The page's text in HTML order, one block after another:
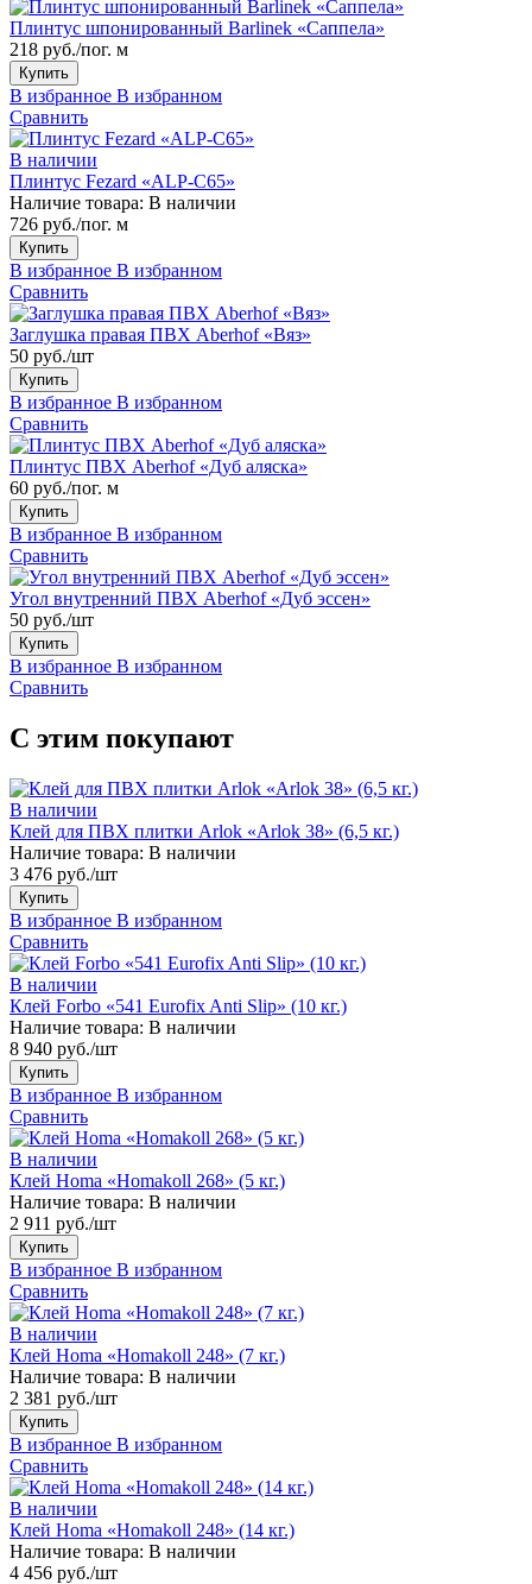
Плинтус шпонированный Barlinek «Саппела»
218 руб./пог. м
Купить
В избранное В избранном
Сравнить
В наличии
Плинтус Fezard «ALP-С65»
Наличие товара: В наличии
726 руб./пог. м
Купить
В избранное В избранном
Сравнить
Заглушка правая ПВХ Aberhof «Вяз»
50 руб./шт
Купить
В избранное В избранном
Сравнить
Плинтус ПВХ Aberhof «Дуб аляска»
60 руб./пог. м
Купить
В избранное В избранном
Сравнить
Угол внутренний ПВХ Aberhof «Дуб эссен»
50 руб./шт
Купить
В избранное В избранном
Сравнить
С этим покупают
В наличии
Клей для ПВХ плитки Arlok «Arlok 38» (6,5 кг.)
Наличие товара: В наличии
3 476 руб./шт
Купить
В избранное В избранном
Сравнить
В наличии
Клей Forbo «541 Eurofix Anti Slip» (10 кг.)
Наличие товара: В наличии
8 940 руб./шт
Купить
В избранное В избранном
Сравнить
В наличии
Клей Homa «Homakoll 268» (5 кг.)
Наличие товара: В наличии
2 911 руб./шт
Купить
В избранное В избранном
Сравнить
В наличии
Клей Homa «Homakoll 248» (7 кг.)
Наличие товара: В наличии
2 381 руб./шт
Купить
В избранное В избранном
Сравнить
В наличии
Клей Homa «Homakoll 248» (14 кг.)
Наличие товара: В наличии
4 456 руб./шт